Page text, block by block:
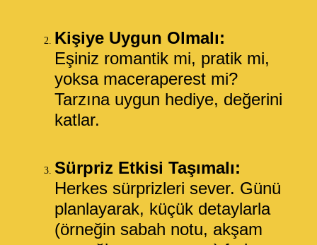
Kişiye Uygun Olmalı:
Eşiniz romantik mi, pratik mi,
yoksa maceraperest mi?
Tarzına uygun hediye, değerini
katlar.
Sürpriz Etkisi Taşımalı:
Herkes sürprizleri sever. Günü
planlayarak, küçük detaylarla
(örneğin sabah notu, akşam